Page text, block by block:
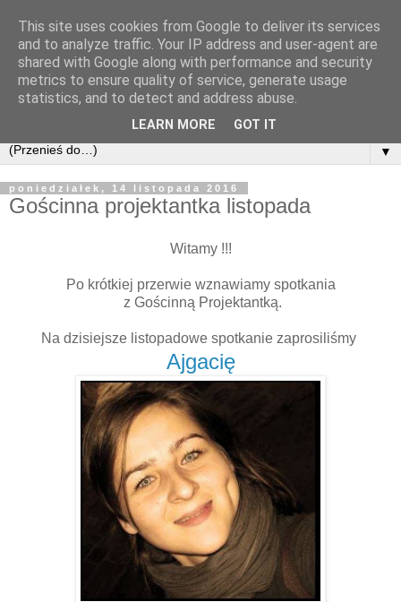
▼
poniedziałek, 14 listopada 2016
Gościnna projektantka listopada
Witamy !!!
Po krótkiej przerwie wznawiamy spotkania
z Gościnną Projektantką.
Na dzisiejsze listopadowe spotkanie zaprosiliśmy
Ajgacię
This site uses cookies from Google to deliver its services
and to analyze traffic. Your IP address and user-agent are
shared with Google along with performance and security
metrics to ensure quality of service, generate usage
statistics, and to detect and address abuse.
LEARN MORE GOT IT